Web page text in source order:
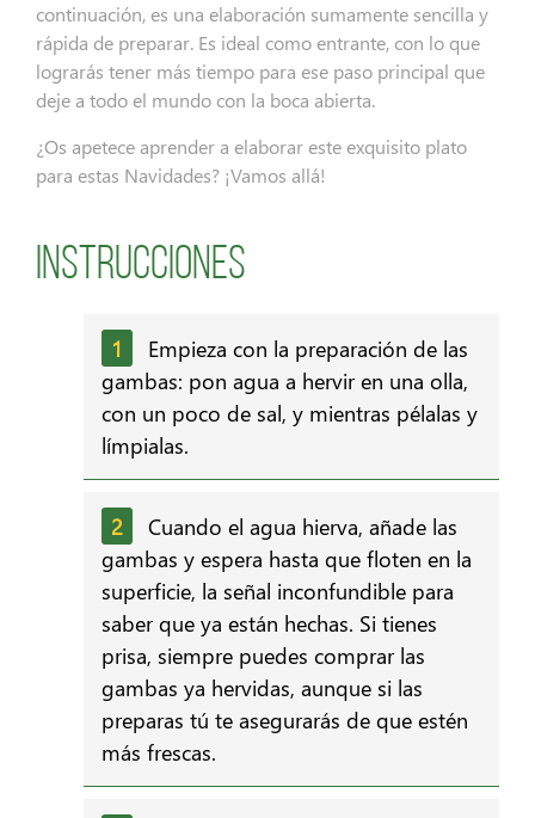
continuación, es una elaboración sumamente sencilla y
rápida de preparar. Es ideal como entrante, con lo que
lograrás tener más tiempo para ese paso principal que
deje a todo el mundo con la boca abierta.
¿Os apetece aprender a elaborar este exquisito plato
para estas Navidades? ¡Vamos allá!
Instrucciones
Empieza con la preparación de las
gambas: pon agua a hervir en una olla,
con un poco de sal, y mientras pélalas y
límpialas.
Cuando el agua hierva, añade las
gambas y espera hasta que floten en la
superficie, la señal inconfundible para
saber que ya están hechas. Si tienes
prisa, siempre puedes comprar las
gambas ya hervidas, aunque si las
preparas tú te asegurarás de que estén
más frescas.